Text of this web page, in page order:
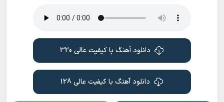
دانلود آهنگ با کیفیت عالی 320
دانلود آهنگ با کیفیت عالی 128